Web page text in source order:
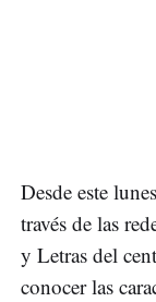
Desde este
través de las
y Letras del
conocer las